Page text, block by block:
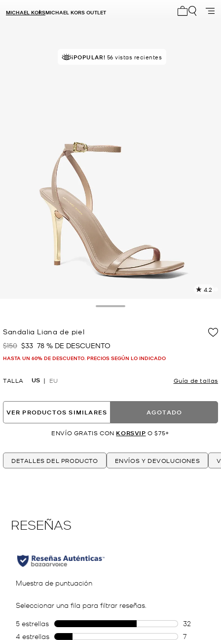
MICHAEL KORSMICHAEL KORS OUTLET
¡POPULAR! 56 vistas recientes
4.2
Sandalia Liana de piel
Era
$150 Ahora
$33 78 % DE DESCUENTO
HASTA UN 60% DE DESCUENTO. PRECIOS SEGÚN LO INDICADO
TALLA US EU Guía de tallas
VER PRODUCTOS SIMILARES AGOTADO
ENVÍO GRATIS CON KORSVIP O $75+
DETALLES DEL PRODUCTO ENVÍOS Y DEVOLUCIONES